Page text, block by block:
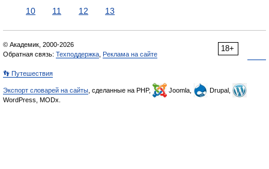
10
11 12 13
18+
© Академик, 2000-2026
Обратная связь: Техподдержка Реклама на сайте
👣 Путешествия
Экспорт словарей на сайты , сделанные на PHP, Joomla,
Drupal,
WordPress, MODx.